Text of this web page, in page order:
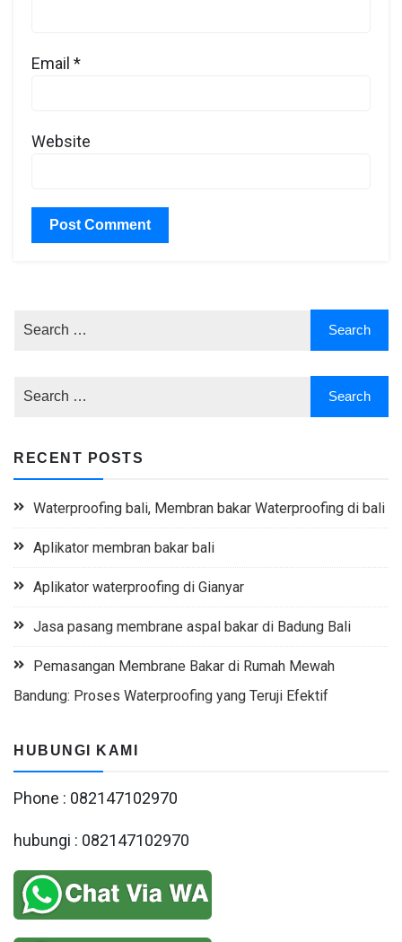
Email *
Website
RECENT POSTS
Waterproofing bali, Membran bakar Waterproofing di bali
Aplikator membran bakar bali
Aplikator waterproofing di Gianyar
Jasa pasang membrane aspal bakar di Badung Bali
Pemasangan Membrane Bakar di Rumah Mewah
Bandung: Proses Waterproofing yang Teruji Efektif
HUBUNGI KAMI
Phone : 082147102970
hubungi : 082147102970